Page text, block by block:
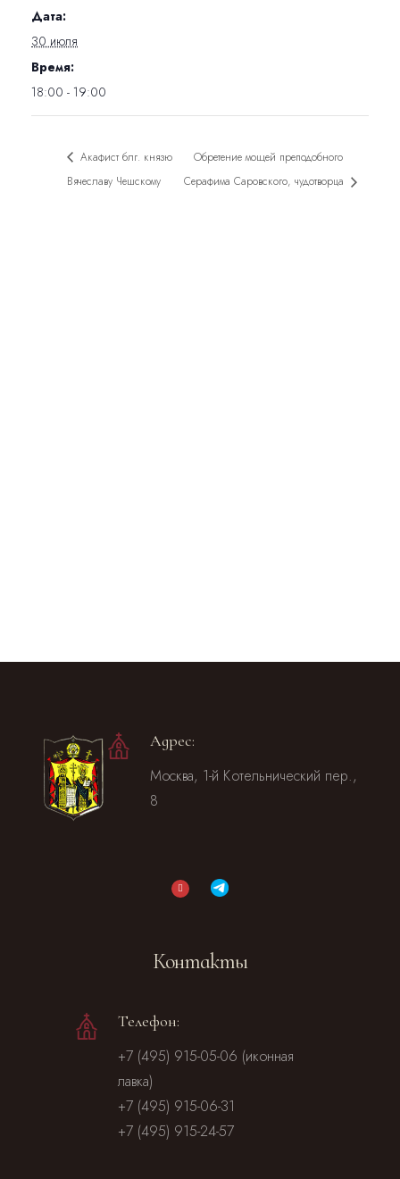
Дата:
30 июля
Время:
18:00 - 19:00
Акафист блг. князю
Вячеславу Чешскому
Обретение мощей преподобного
Серафима Саровского, чудотворца
Адрес:
Москва, 1-й Котельнический пер.,
8
Контакты
Телефон:
+7 (495) 915-05-06 (иконная
лавка)
+7 (495) 915-06-31
+7 (495) 915-24-57